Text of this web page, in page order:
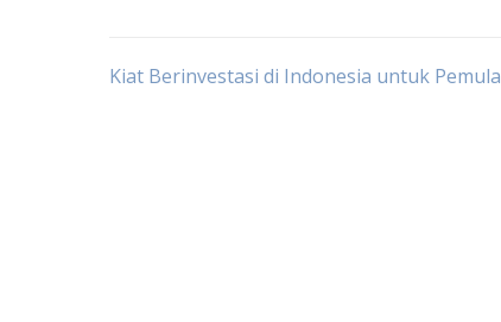
Post
Kiat Berinvestasi di Indonesia untuk Pemula